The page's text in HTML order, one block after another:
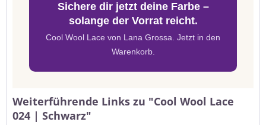
Sichere dir jetzt deine Farbe –
solange der Vorrat reicht.
Cool Wool Lace von Lana Grossa. Jetzt in den
Warenkorb.
Weiterführende Links zu "Cool Wool Lace
024 | Schwarz"